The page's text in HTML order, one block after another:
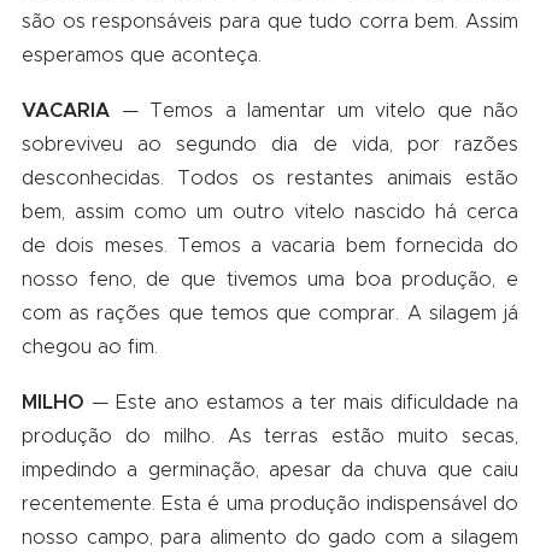
são os responsáveis para que tudo corra bem. Assim
esperamos que aconteça.
VACARIA — Temos a lamentar um vitelo que não
sobreviveu ao segundo dia de vida, por razões
desconhecidas. Todos os restantes animais estão
bem, assim como um outro vitelo nascido há cerca
de dois meses. Temos a vacaria bem fornecida do
nosso feno, de que tivemos uma boa produção, e
com as rações que temos que comprar. A silagem já
chegou ao fim.
MILHO — Este ano estamos a ter mais dificuldade na
produção do milho. As terras estão muito secas,
impedindo a germinação, apesar da chuva que caiu
recentemente. Esta é uma produção indispensável do
nosso campo, para alimento do gado com a silagem